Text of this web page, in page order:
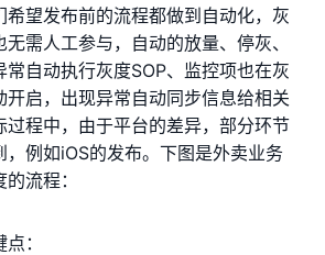
希望发布前的流程都做到自动化，灰
需人工参与，自动的放量、停灰、
常自动执行灰度SOP、监控项也在灰
开启，出现异常自动同步信息给相关
过程中，由于平台的差异，部分环节
，例如iOS的发布。下图是外卖业务
流程：
：